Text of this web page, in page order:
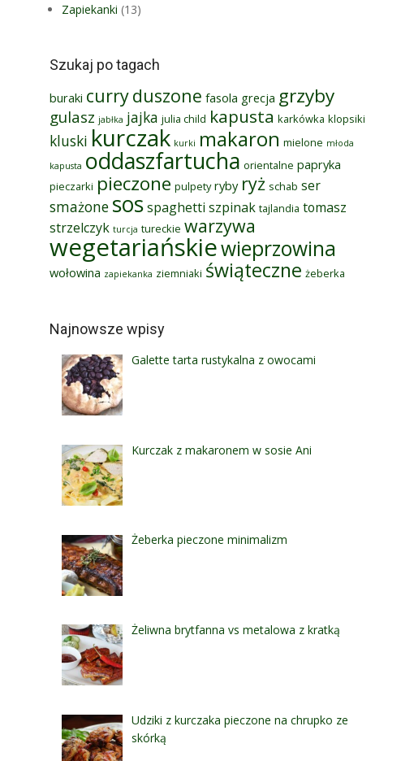
Zapiekanki (13)
Szukaj po tagach
buraki curryduszone fasola grecja grzyby
gulasz jabłka jajka julia child kapusta karkówka klopsiki
kluski kurczak kurki makaron mielone młoda
kapusta oddaszfartucha orientalne papryka
pieczarki pieczone pulpety ryby ryż schab ser
smażone sosspaghetti szpinak tajlandia tomasz
strzelczyk turcja tureckie warzywa
wegetariańskiewieprzowina
wołowina zapiekanka ziemniaki świąteczne żeberka
Najnowsze wpisy
Galette tarta rustykalna z owocami
Kurczak z makaronem w sosie Ani
Żeberka pieczone minimalizm
Żeliwna brytfanna vs metalowa z kratką
Udziki z kurczaka pieczone na chrupko ze
skórką